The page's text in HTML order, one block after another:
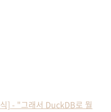
] - "그래서 DuckDB로 뭘